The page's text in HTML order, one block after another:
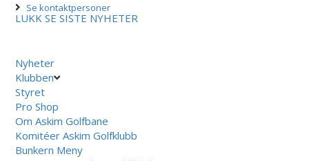
Se kontaktpersoner
LUKK SE SISTE NYHETER
Nyheter
Klubben
Styret
Pro Shop
Om Askim Golfbane
Komitéer Askim Golfklubb
Bunkern Meny